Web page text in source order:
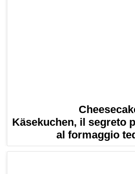
Käsekuchen, il segreto
al formaggio